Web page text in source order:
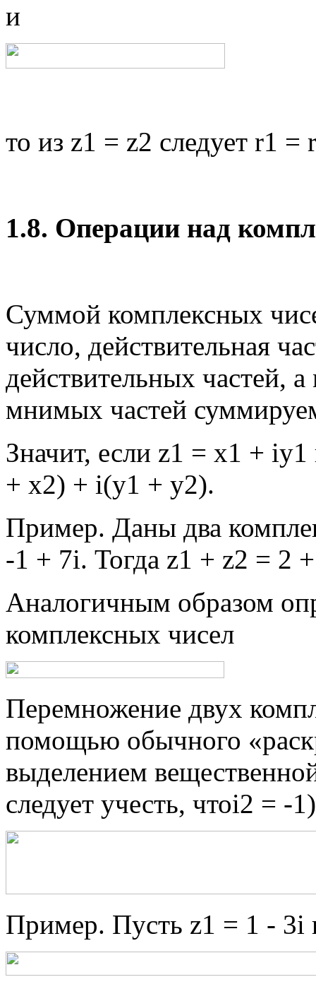
и
то из z1 = z2 следует r1
1.8. Операции над
Суммой комплексных
число, действительная
действительных частей,
мнимых частей
Значит, если z1 = х1 +
+ x2) + i(y1 + y2).
Пример. Даны два
-1 + 7i. Тогда z1 + z2 = 2
Аналогичным образом
комплексных чисел
Перемножение двух
помощью обычного
выделением
следует учесть, чтоi2 = -
Пример. Пусть z1 = 1 - 3i